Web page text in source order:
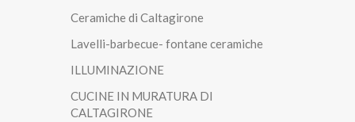
Ceramiche di Caltagirone
Lavelli-barbecue- fontane ceramiche
ILLUMINAZIONE
CUCINE IN MURATURA DI
CALTAGIRONE